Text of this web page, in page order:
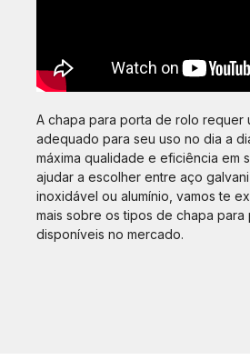
A chapa para porta de rolo requer
adequado para seu uso no dia a
máxima qualidade e eficiência em
ajudar a escolher entre aço
inoxidável ou alumínio, vamos te
mais sobre os tipos de chapa para
disponíveis no mercado.